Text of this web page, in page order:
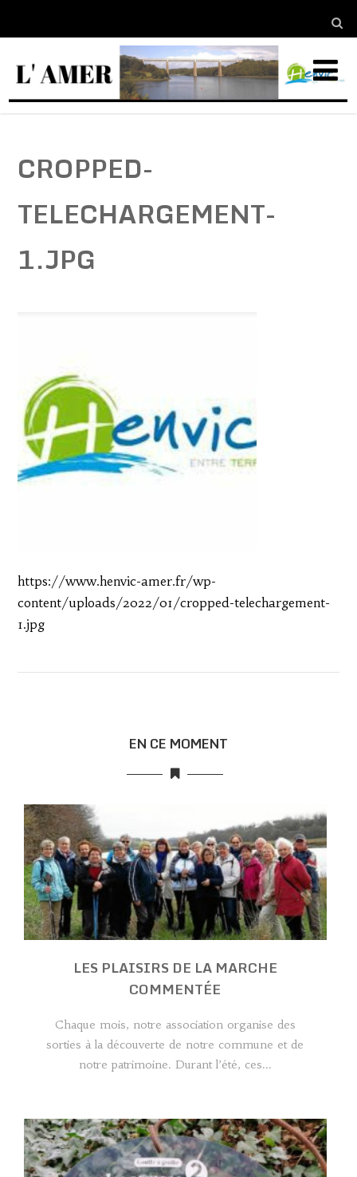
CROPPED-
TELECHARGEMENT-
1.JPG
https://www.henvic-amer.fr/wp-
content/uploads/2022/01/cropped-telechargement-
1.jpg
EN CE MOMENT
LES PLAISIRS DE LA MARCHE
COMMENTÉE
Chaque mois, notre association organise des
sorties à la découverte de notre commune et de
notre patrimoine. Durant l’été, ces...